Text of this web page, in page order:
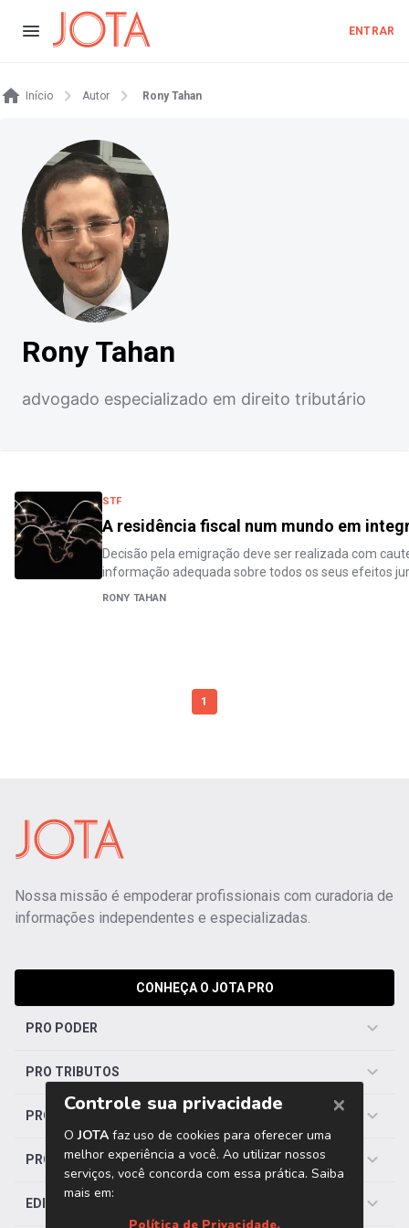
ENTRAR
Início Autor Rony Tahan
Rony Tahan
advogado especializado em direito tributário
STF
A residência fiscal num mundo em
Decisão pela emigração deve ser realizada com
informação adequada sobre todos os seus efeitos
RONY TAHAN
1
Nossa missão é empoderar profissionais com curadoria de
informações independentes e especializadas.
CONHEÇA O JOTA PRO
PRO PODER
PRO TRIBUTOS
PRO TRABALHISTA
PRO SAÚDE
EDITORIAS